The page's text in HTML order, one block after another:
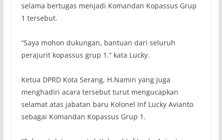
selama bertugas menjadi Komandan Kopassus Grup
1 tersebut.
“Saya mohon dukungan, bantuan dari seluruh
perajurit kopassus grup 1.” kata Lucky.
Ketua DPRD Kota Serang, H.Namin yang juga
menghadiri acara tersebut turut mengucapkan
selamat atas jabatan baru Kolonel Inf Lucky Avianto
sebagai Komandan Kopassus Grup 1.